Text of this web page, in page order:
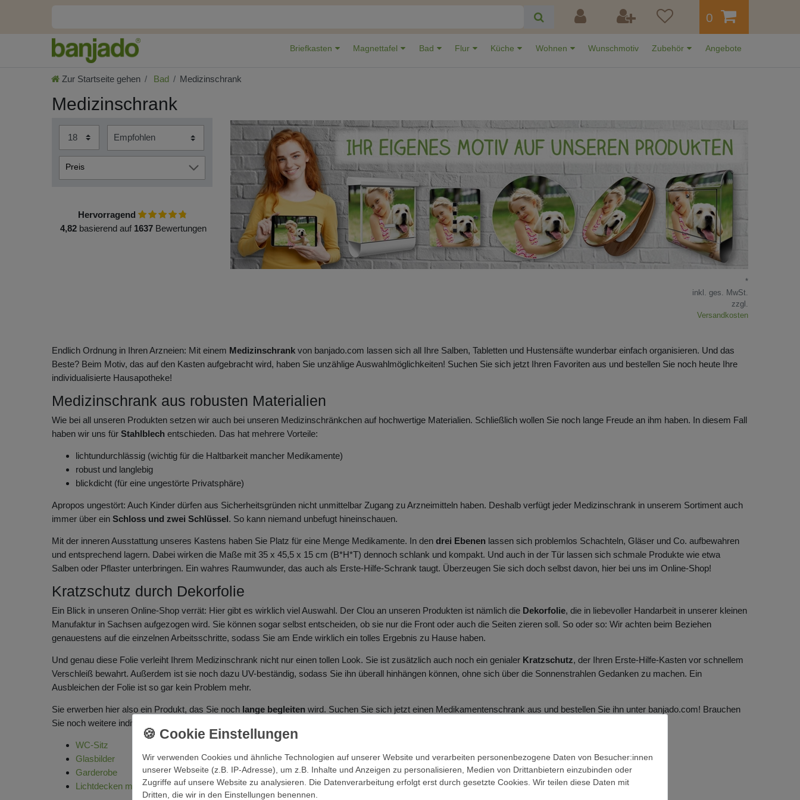
0
Briefkasten Magnettafel Bad Flur Küche Wohnen Wunschmotiv Zubehör Angebote
Zur Startseite gehen Bad Medizinschrank
Medizinschrank
Preis
Übernehmen
Hervorragend
4,82 basierend auf 1637 Bewertungen
*
inkl. ges. MwSt.
zzgl.
Versandkosten
Endlich Ordnung in Ihren Arzneien: Mit einem Medizinschrank von banjado.com lassen sich all Ihre Salben, Tabletten und Hustensäfte wunderbar einfach organisieren. Und das
Beste? Beim Motiv, das auf den Kasten aufgebracht wird, haben Sie unzählige Auswahlmöglichkeiten! Suchen Sie sich jetzt Ihren Favoriten aus und bestellen Sie noch heute Ihre
individualisierte Hausapotheke!
Medizinschrank aus robusten Materialien
Wie bei all unseren Produkten setzen wir auch bei unseren Medizinschränkchen auf hochwertige Materialien. Schließlich wollen Sie noch lange Freude an ihm haben. In diesem Fall
haben wir uns für Stahlblech entschieden. Das hat mehrere Vorteile:
lichtundurchlässig (wichtig für die Haltbarkeit mancher Medikamente)
robust und langlebig
blickdicht (für eine ungestörte Privatsphäre)
Apropos ungestört: Auch Kinder dürfen aus Sicherheitsgründen nicht unmittelbar Zugang zu Arzneimitteln haben. Deshalb verfügt jeder Medizinschrank in unserem Sortiment auch
immer über ein Schloss und zwei Schlüssel. So kann niemand unbefugt hineinschauen.
Mit der inneren Ausstattung unseres Kastens haben Sie Platz für eine Menge Medikamente. In den drei Ebenen lassen sich problemlos Schachteln, Gläser und Co. aufbewahren
und entsprechend lagern. Dabei wirken die Maße mit 35 x 45,5 x 15 cm (B*H*T) dennoch schlank und kompakt. Und auch in der Tür lassen sich schmale Produkte wie etwa
Salben oder Pflaster unterbringen. Ein wahres Raumwunder, das auch als Erste-Hilfe-Schrank taugt. Überzeugen Sie sich doch selbst davon, hier bei uns im Online-Shop!
Kratzschutz durch Dekorfolie
Ein Blick in unseren Online-Shop verrät: Hier gibt es wirklich viel Auswahl. Der Clou an unseren Produkten ist nämlich die Dekorfolie, die in liebevoller Handarbeit in unserer kleinen
Manufaktur in Sachsen aufgezogen wird. Sie können sogar selbst entscheiden, ob sie nur die Front oder auch die Seiten zieren soll. So oder so: Wir achten beim Beziehen
genauestens auf die einzelnen Arbeitsschritte, sodass Sie am Ende wirklich ein tolles Ergebnis zu Hause haben.
Und genau diese Folie verleiht Ihrem Medizinschrank nicht nur einen tollen Look. Sie ist zusätzlich auch noch ein genialer Kratzschutz, der Ihren Erste-Hilfe-Kasten vor schnellem
Verschleiß bewahrt. Außerdem ist sie noch dazu UV-beständig, sodass Sie ihn überall hinhängen können, ohne sich über die Sonnenstrahlen Gedanken zu machen. Ein
Ausbleichen der Folie ist so gar kein Problem mehr.
Sie erwerben hier also ein Produkt, das Sie noch lange begleiten wird. Suchen Sie sich jetzt einen Medikamentenschrank aus und bestellen Sie ihn unter banjado.com! Brauchen
Sie noch weitere individualisierte Produkte für Ihr
WC-Sitz
Glasbilder
Garderobe
Lichtdecken mit Motiv
Wir verwenden Cookies und ähnliche Technologien auf unserer Website und verarbeiten personenbezogene Daten von Besucher:innen
unserer Webseite (z.B. IP-Adresse), um z.B. Inhalte und Anzeigen zu personalisieren, Medien von Drittanbietern einzubinden oder
Zugriffe auf unsere Website zu analysieren. Die Datenverarbeitung erfolgt erst durch gesetzte Cookies. Wir teilen diese Daten mit
Dritten, die wir in den Einstellungen benennen.